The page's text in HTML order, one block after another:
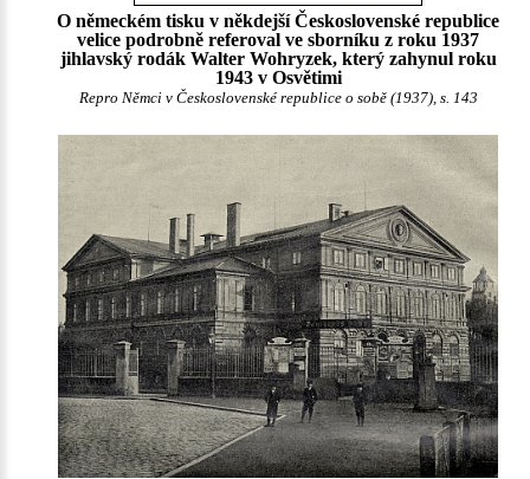
O německém tisku v někdejší Československé republice
velice podrobně referoval ve sborníku z roku 1937
jihlavský rodák Walter Wohryzek, který zahynul roku
1943 v Osvětimi
Repro Němci v Československé republice o sobě (1937), s. 143